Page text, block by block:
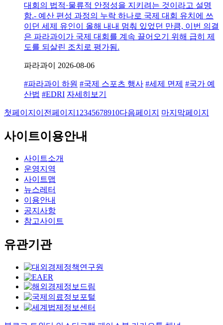
대회의 법적·물류적 안정성을 지키려는 것이라고 설명
함.- 예산 편성 과정의 누락 하나로 국제 대회 유치에 쓰
이던 세제 유인이 올해 내내 멈춰 있었던 만큼, 이번 의결
은 파라과이가 국제 대회를 계속 끌어오기 위해 급히 제
도를 되살린 조치로 평가됨.
파라과이 2026-08-06
#파라과이 하원 #국제 스포츠 행사 #세제 면제 #국가 예
산법 #EDRI 자세히보기
첫페이지 이전페이지 1 2345678910다음페이지 마지막페이지
사이트이용안내
사이트소개
운영지역
사이트맵
뉴스레터
이용안내
공지사항
참고사이트
유관기관